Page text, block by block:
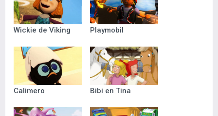
Wickie de Viking Playmobil
Calimero Bibi en Tina